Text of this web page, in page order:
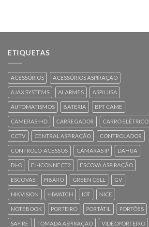
ETIQUETAS
ACESSÓRIOS ACESSÓRIOS ASPIRAÇÃO
AJAX SYSTEMS ALARMES ASPILUSA
AUTOMATISMOS BATERIA BPT CAME
CAMERAS-HD CARREGADOR CARRO ELÉTRICO
CCTV CENTRAL ASPIRAÇÃO CONTROLADOR
CONTROLO-ACESSOS CÂMARAS IP DAHUA
DI-O EL-ICONNECT2 ESCOVA ASPIRAÇÃO
ESCOVAS FIBARO GREEN CELL GV
HIKVISION HIWATCH IOT NICE
NOTEBOOK PORTEIRO PORTÁTIL PORTÕES
SAFIRE TOMADA ASPIRAÇÃO VIDEOPORTEIRO